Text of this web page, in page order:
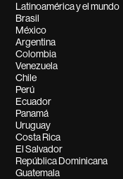
Latinoamérica y el mundo
Brasil
México
Argentina
Colombia
Venezuela
Chile
Perú
Ecuador
Panamá
Uruguay
Costa Rica
El Salvador
República Dominicana
Guatemala